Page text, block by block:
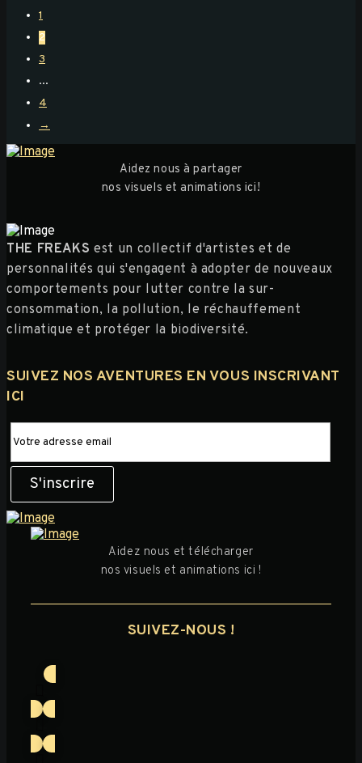
1
2
3
...
4
→
Aidez nous à partager
nos visuels et animations ici!
THE FREAKS est un collectif d'artistes et de
personnalités qui s'engagent à adopter de nouveaux
comportements pour lutter contre la sur-
consommation, la pollution, le réchauffement
climatique et protéger la biodiversité.
SUIVEZ NOS AVENTURES EN VOUS INSCRIVANT
ICI
Aidez nous et télécharger
nos visuels et animations ici !
SUIVEZ-NOUS !